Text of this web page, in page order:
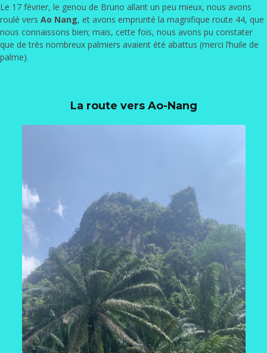
Le 17 février, le genou de Bruno allant un peu mieux, nous avons
roulé vers Ao Nang, et avons emprunté la magnifique route 44, que
nous connaissons bien; mais, cette fois, nous avons pu constater
que de très nombreux palmiers avaient été abattus (merci l’huile de
palme).
La route vers Ao-Nang